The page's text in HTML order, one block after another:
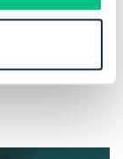
ceny v Česku
nárůstům